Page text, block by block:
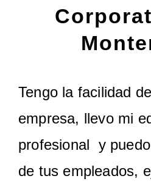
Tengo la facilidad
empresa, llevo mi
profesional y
de tus empleados,